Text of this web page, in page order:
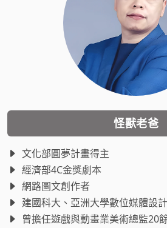
怪獸老爸
文化部圓夢計畫得主
經濟部4C金獎劇本
網路圖文創作者
建國科大、亞洲大學數位媒體設
曾擔任遊戲與動畫業美術總監20